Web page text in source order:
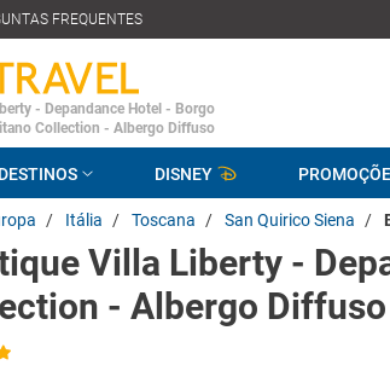
FREQUENTES
- Depandance Hotel - Borgo
Collection - Albergo Diffuso
DESTINOS DISNEY
/ Itália / Toscana / San Quirico Siena /
Villa Liberty -
- Albergo Diffuso